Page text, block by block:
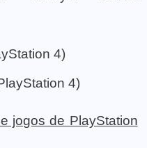
4)
4)
jogos de PlayStation